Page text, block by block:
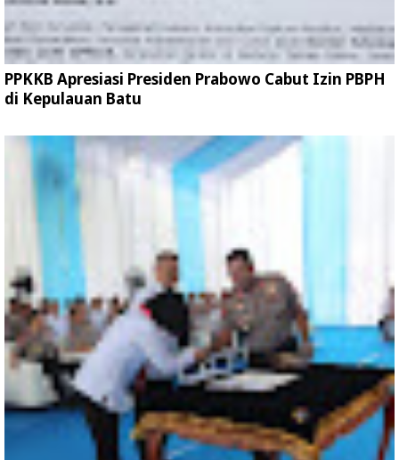
PPKKB Apresiasi Presiden Prabowo Cabut Izin PBPH
di Kepulauan Batu